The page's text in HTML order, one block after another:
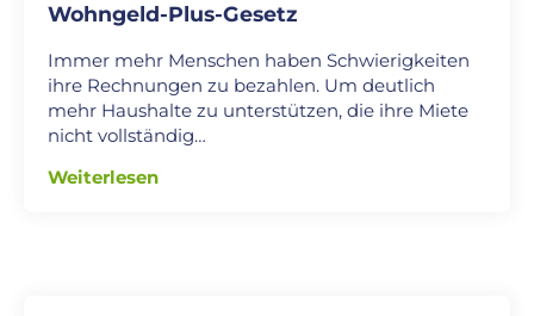
Wohngeld-Plus-Gesetz
Immer mehr Menschen haben Schwierigkeiten
ihre Rechnungen zu bezahlen. Um deutlich
mehr Haushalte zu unterstützen, die ihre Miete
nicht vollständig…
Weiterlesen